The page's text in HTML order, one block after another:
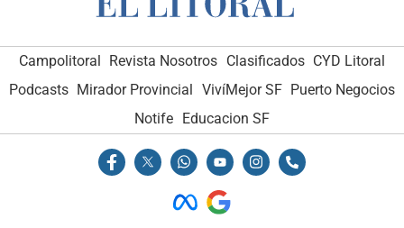
Campolitoral Revista Nosotros Clasificados CYD Litoral
Podcasts Mirador Provincial VivíMejor SF Puerto Negocios
Notife Educacion SF